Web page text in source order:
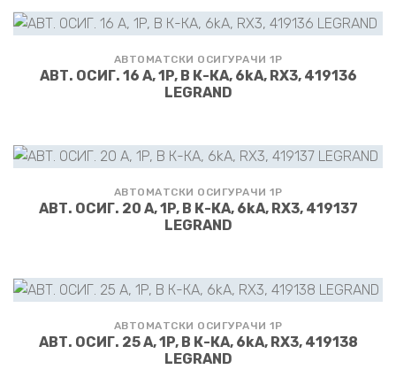
АВТОМАТСКИ ОСИГУРАЧИ 1P
АВТ. ОСИГ. 16 А, 1P, В К-КА, 6kA, RX3, 419136
LEGRAND
АВТОМАТСКИ ОСИГУРАЧИ 1P
АВТ. ОСИГ. 20 А, 1P, В К-КА, 6kA, RX3, 419137
LEGRAND
АВТОМАТСКИ ОСИГУРАЧИ 1P
АВТ. ОСИГ. 25 А, 1P, В К-КА, 6kA, RX3, 419138
LEGRAND